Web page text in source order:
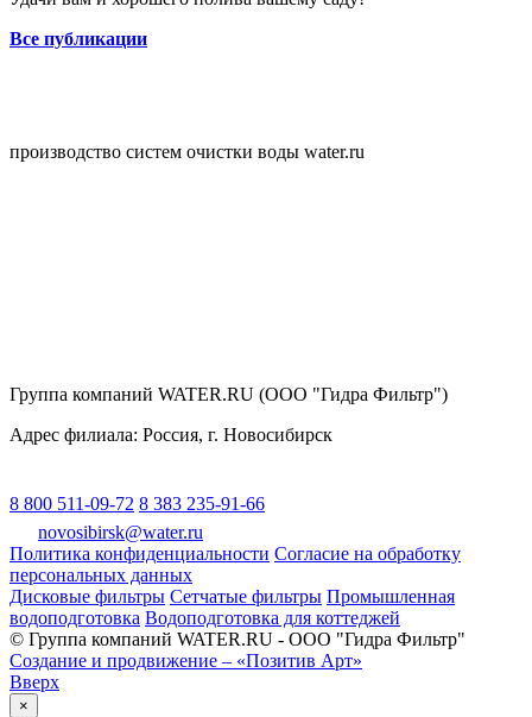
Все публикации
производство систем очистки воды water.ru
Группа компаний WATER.RU (ООО "Гидра Фильтр")
Адрес филиала: Россия, г. Новосибирск
8 800 511-09-72 8 383 235-91-66
novosibirsk@water.ru
Политика конфиденциальности Согласие на обработку
персональных данных
Дисковые фильтры Сетчатые фильтры Промышленная
водоподготовка Водоподготовка для коттеджей
© Группа компаний WATER.RU - ООО "Гидра Фильтр"
Создание и продвижение – «Позитив Арт»
Вверх
×